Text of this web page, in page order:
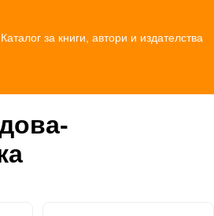
Каталог за книги, автори и издателства